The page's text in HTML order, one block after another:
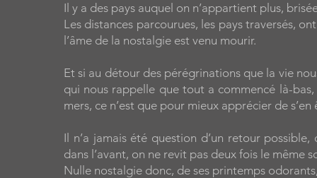
Il y a des pays auquel on n’appartient plus,
Les distances parcourues, les pays traversés,
l’âme de la nostalgie est venu mourir.
Et si au détour des pérégrinations que la vie
qui nous rappelle que tout a commencé là-
mers, ce n’est que pour mieux apprécier de
Il n’a jamais été question d’un retour
dans l’avant, on ne revit pas deux fois le
Nulle nostalgie donc, de ses printemps